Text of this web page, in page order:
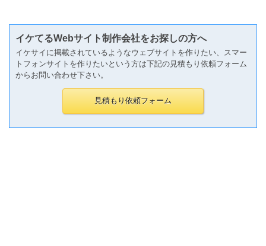
イケてるWebサイト制作会社をお探しの方へ
イケサイに掲載されているようなウェブサイトを作りたい、スマー
トフォンサイトを作りたいという方は下記の見積もり依頼フォーム
からお問い合わせ下さい。